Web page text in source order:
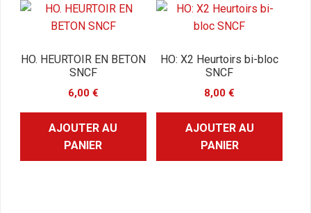
HO. HEURTOIR EN BETON
SNCF
6,00 €
AJOUTER AU
PANIER
HO: X2 Heurtoirs bi-bloc
SNCF
8,00€
AJOUTER AU
PANIER